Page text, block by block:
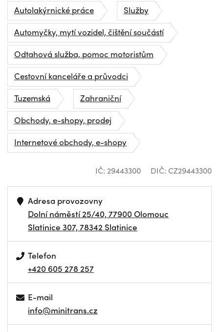
Autolakýrnické práce
Služby
Automyčky, mytí vozidel, čištění součástí
Odtahová služba, pomoc motoristům
Cestovní kanceláře a průvodci
Tuzemská
Zahraniční
Obchody, e-shopy, prodej
Internetové obchody, e-shopy
IČ: 29443300 DIČ: CZ29443300
Adresa provozovny
Dolní náměstí 25/40, 77900 Olomouc
Slatinice 307, 78342 Slatinice
Telefon
+420 605 278 257
E-mail
info@minitrans.cz